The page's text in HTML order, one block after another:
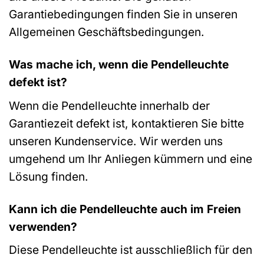
Garantiebedingungen finden Sie in unseren
Allgemeinen Geschäftsbedingungen.
Was mache ich, wenn die Pendelleuchte
defekt ist?
Wenn die Pendelleuchte innerhalb der
Garantiezeit defekt ist, kontaktieren Sie bitte
unseren Kundenservice. Wir werden uns
umgehend um Ihr Anliegen kümmern und eine
Lösung finden.
Kann ich die Pendelleuchte auch im Freien
verwenden?
Diese Pendelleuchte ist ausschließlich für den